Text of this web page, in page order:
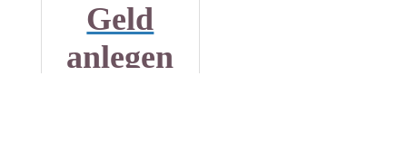
Geld
anlegen